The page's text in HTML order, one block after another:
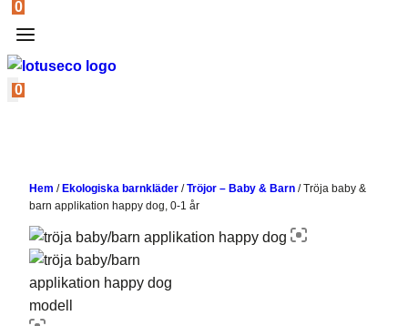
0
0
Hem / Ekologiska barnkläder /Tröjor – Baby & Barn /Tröja baby &
barn applikation happy dog, 0-1 år